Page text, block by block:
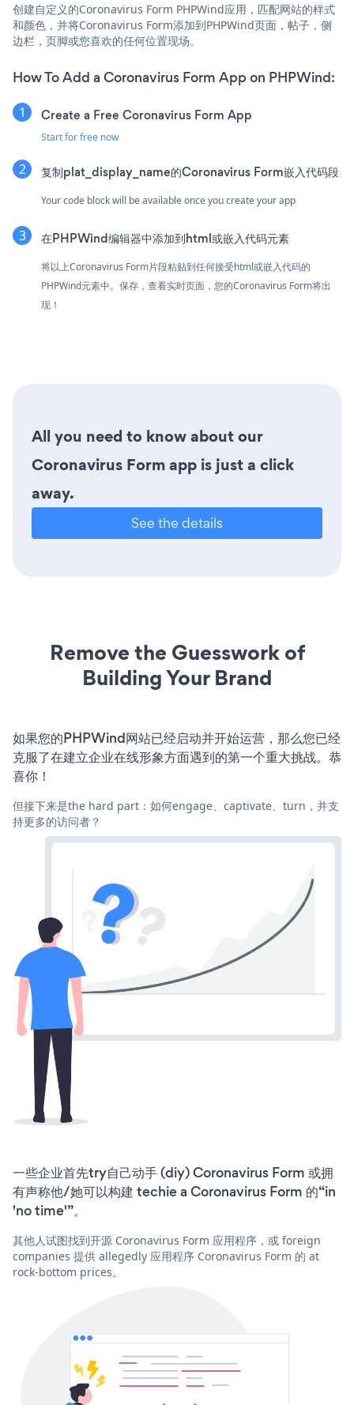
创建自定义的Coronavirus Form PHPWind应用，匹配网站的样式
和颜色，并将Coronavirus Form添加到PHPWind页面，帖子，侧
边栏，页脚或您喜欢的任何位置现场。
How To Add a Coronavirus Form App on PHPWind:
Create a Free Coronavirus Form App
Start for free now
复制plat_display_name的Coronavirus Form嵌入代码段
Your code block will be available once you create your app
在PHPWind编辑器中添加到html或嵌入代码元素
将以上Coronavirus Form片段粘贴到任何接受html或嵌入代码的
PHPWind元素中。保存，查看实时页面，您的Coronavirus Form将出
现！
All you need to know about our
Coronavirus Form app is just a click
away.
See the details
Remove the Guesswork of
Building Your Brand
如果您的PHPWind网站已经启动并开始运营，那么您已经
克服了在建立企业在线形象方面遇到的第一个重大挑战。恭
喜你！
但接下来是the hard part：如何engage、captivate、turn，并支
持更多的访问者？
一些企业首先try自己动手 (diy) Coronavirus Form 或拥
有声称他/她可以构建 techie a Coronavirus Form 的“in
'no time'”。
其他人试图找到开源 Coronavirus Form 应用程序，或 foreign
companies 提供 allegedly 应用程序 Coronavirus Form 的 at
rock-bottom prices。